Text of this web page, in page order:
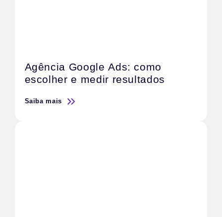
Agência Google Ads: como
escolher e medir resultados
Saiba mais